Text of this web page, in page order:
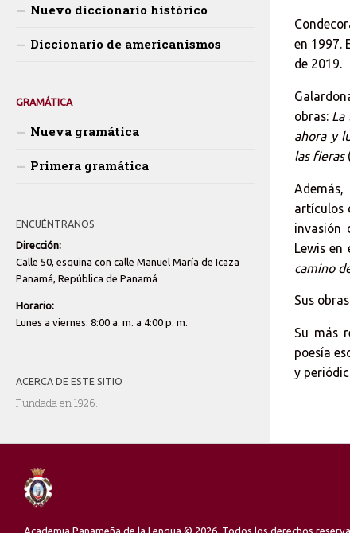
en 1997.
de 2019.
obras: La
ahora y
las fieras
artículos
invasión
Lewis en
camino
Sus
Su más
poesía
y
Nuevo diccionario histórico
Diccionario de americanismos
GRAMÁTICA
Nueva gramática
Primera gramática
ENCUÉNTRANOS
Dirección:
Calle 50, esquina con calle Manuel María de Icaza
Panamá, República de Panamá
Horario:
Lunes a viernes: 8:00 a. m. a 4:00 p. m.
ACERCA DE ESTE SITIO
Fundada en 1926.
Academia Panameña de la Lengua © 2026. Todos los derechos